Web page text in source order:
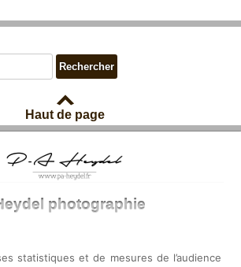
Haut de page
photographie
statistiques et de mesures de l’audience